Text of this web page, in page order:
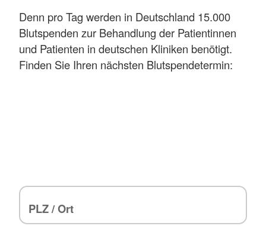
Denn pro Tag werden in Deutschland 15.000
Blutspenden zur Behandlung der Patientinnen
und Patienten in deutschen Kliniken benötigt.
Finden Sie Ihren nächsten Blutspendetermin: